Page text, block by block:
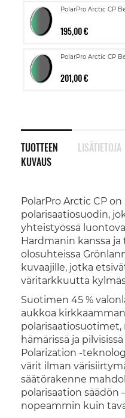
PolarPro Arctic CP
195,00 €
PolarPro Arctic CP
201,00 €
TUOTTEEN
KUVAUS
PolarPro Arctic CP
polarisaatiosuodin,
yhteistyössä
Hardmanin kanssa
olosuhteissa
kuvaajille, jotka
väritarkkuutta
Suotimen 45 %
aukkoa
hämärissä ja
Polarization -
värit ilman
säätörakenne
polarisaation säädön
nopeammin kuin
LISÄTIETOJA